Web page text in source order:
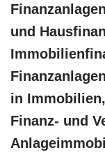
und
in
Finanz- und